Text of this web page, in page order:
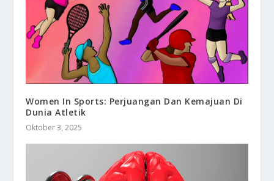
Women In Sports: Perjuangan Dan Kemajuan Di
Dunia Atletik
Oktober 3, 2025